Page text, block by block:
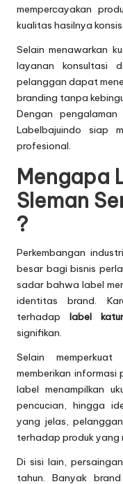
mempercayakan
kualitas hasilnya
Selain menawarkan
layanan konsultasi
pelanggan dapat
branding tanpa
Dengan
Labelbajuindo siap
profesional.
Mengapa
Sleman
?
Perkembangan
besar bagi bisnis
sadar bahwa label
identitas brand.
terhadap label
signifikan.
Selain
memberikan
label menampilkan
pencucian, hingga
yang jelas,
terhadap produk yang
Di sisi lain,
tahun. Banyak